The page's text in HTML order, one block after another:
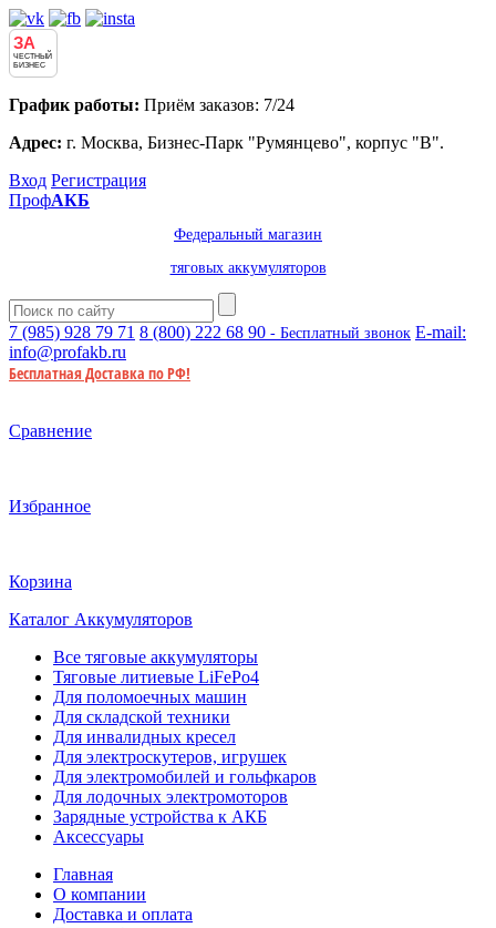
ЗА
ЧЕСТНЫЙ
БИЗНЕС
График работы: Приём заказов: 7/24
Адрес: г. Москва, Бизнес-Парк "Румянцево", корпус "В".
Вход Регистрация
ПрофАКБ
Федеральный магазин
тяговых аккумуляторов
7 (985) 928 79 71 8 (800) 222 68 90 - Бесплатный звонок E-mail:
info@profakb.ru
Бесплатная Доставка по РФ!
Сравнение
Избранное
Корзина
Каталог Аккумуляторов
Все тяговые аккумуляторы
Тяговые литиевые LiFePo4
Для поломоечных машин
Для складской техники
Для инвалидных кресел
Для электроскутеров, игрушек
Для электромобилей и гольфкаров
Для лодочных электромоторов
Зарядные устройства к АКБ
Аксессуары
Главная
О компании
Доставка и оплата